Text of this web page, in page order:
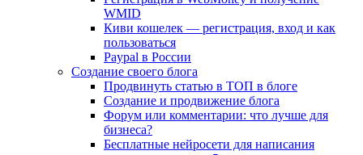
WMID
Киви кошелек — регистрация, вход и как
пользоваться
Paypal в России
Создание своего блога
Продвинуть статью в ТОП в блоге
Создание и продвижение блога
Форум или комментарии: что лучше для
бизнеса?
Бесплатные нейросети для написания